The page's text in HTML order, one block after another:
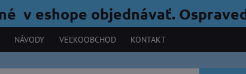
v eshope objednávať.
NÁVODY VEĽKOOBCHOD KONTAKT